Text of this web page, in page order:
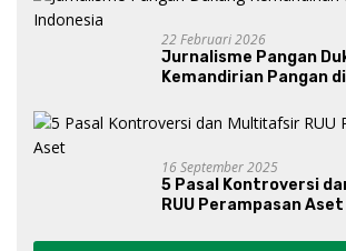
22 Februari 2026
Jurnalisme Pangan
Kemandirian Pangan
16 September 2025
5 Pasal Kontroversi
RUU Perampasan Aset